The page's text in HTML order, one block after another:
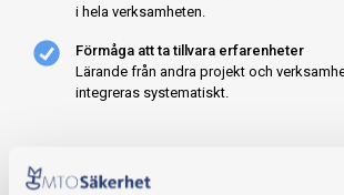
i hela verksamheten.
Förmåga att ta tillvara erfarenheter
Lärande från andra projekt och
integreras systematiskt.
MTO Säkerhets roll